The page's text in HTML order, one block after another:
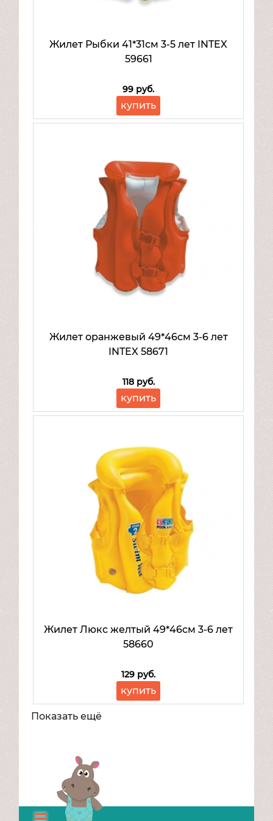
Жилет Рыбки 41*31см 3-5 лет INTEX
59661
99 руб.
купить
Жилет оранжевый 49*46см 3-6 лет
INTEX 58671
118 руб.
купить
Жилет Люкс желтый 49*46см 3-6 лет
58660
129 руб.
купить
Показать ещё